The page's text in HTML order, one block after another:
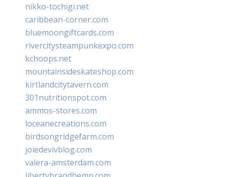
nikko-tochigi.net
caribbean-corner.com
bluemoongiftcards.com
rivercitysteampunkexpo.com
kchoops.net
mountainsideskateshop.com
kirtlandcitytavern.com
301nutritionspot.com
ammos-stores.com
loceanecreations.com
birdsongridgefarm.com
joiedevivblog.com
valera-amsterdam.com